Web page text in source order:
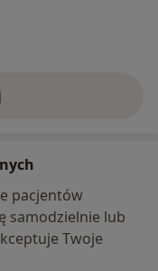
pacjentów
samodzielnie lub
Twoje